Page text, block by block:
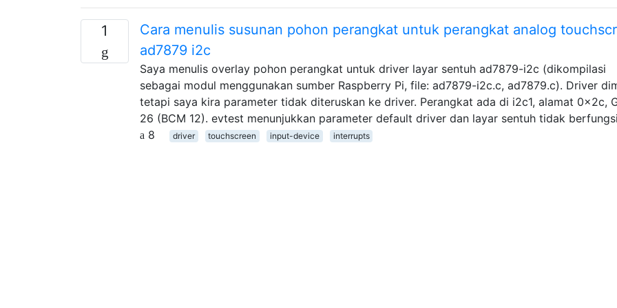
1
Cara menulis susunan pohon perangkat untuk perangkat analog
ad7879 i2c
Saya menulis overlay pohon perangkat untuk driver layar sentuh ad7879-i2c (dikompilasi
sebagai modul menggunakan sumber Raspberry Pi, file: ad7879-i2c.c, ad7879.c). Driver
tetapi saya kira parameter tidak diteruskan ke driver. Perangkat ada di i2c1, alamat 0x2c,
26 (BCM 12). evtest menunjukkan parameter default driver dan layar sentuh tidak
8
driver touchscreen input-device interrupts